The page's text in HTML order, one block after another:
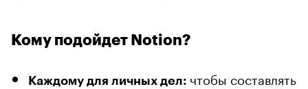
Кому подойдет Notion?
Каждому для личных дел: чтобы составлять